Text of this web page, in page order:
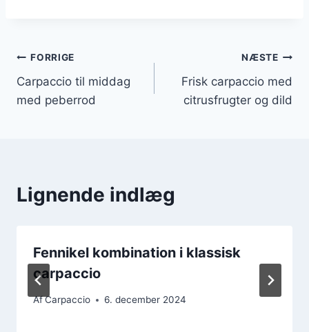
Indlægsnavigation
FORRIGE
Carpaccio til middag
med peberrod
NÆSTE
Frisk carpaccio med
citrusfrugter og dild
Lignende indlæg
Fennikel kombination i klassisk
carpaccio
AfCarpaccio 6. december 2024